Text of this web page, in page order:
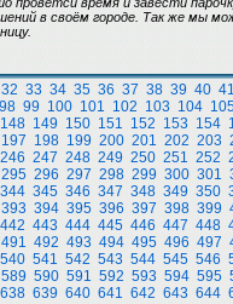
в своём городе. Так же мы
32 33 34 35 36 37 38 39 40 41
98 99 100 101 102 103 104
148 149 150 151 152 153 154
197 198 199 200 201 202 203
246 247 248 249 250 251 252
295 296 297 298 299 300 301
344 345 346 347 348 349 350
393 394 395 396 397 398 399
442 443 444 445 446 447 448
491 492 493 494 495 496 497
540 541 542 543 544 545 546
589 590 591 592 593 594 595
638 639 640 641 642 643 644